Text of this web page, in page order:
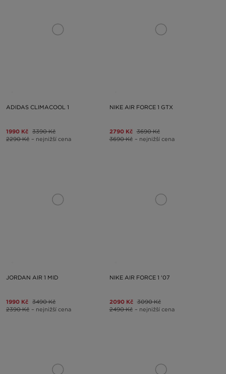
ADIDAS CLIMACOOL 1
1990 Kč 3390 Kč
2290 Kč – nejnižší cena
NIKE AIR FORCE 1 GTX
2790 Kč 3690 Kč
3690 Kč – nejnižší cena
JORDAN AIR 1 MID
1990 Kč 3490 Kč
2390 Kč – nejnižší cena
NIKE AIR FORCE 1 '07
2090 Kč 3090 Kč
2490 Kč – nejnižší cena